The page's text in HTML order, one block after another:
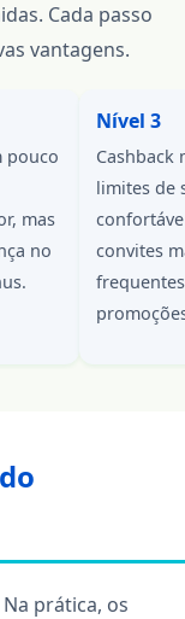
Cada passo
vantagens.
pouco
mas
no
Nível 3
Cashback
limites de
convites
prática, os